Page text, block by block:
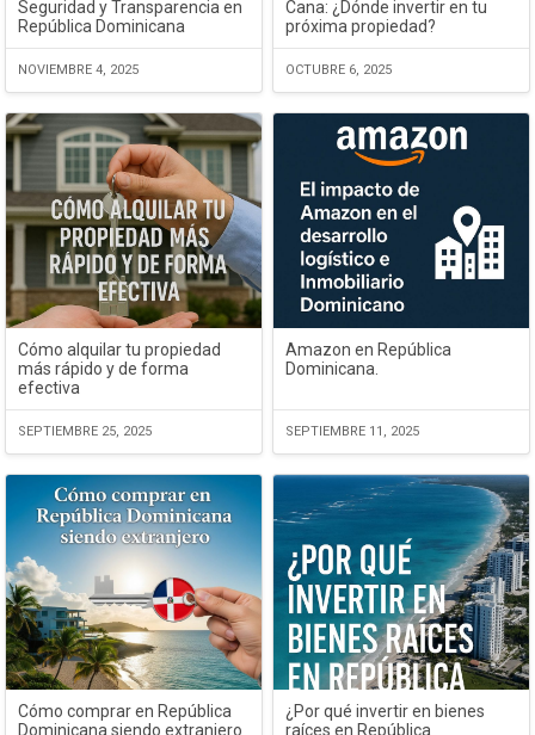
Seguridad y Transparencia en
República Dominicana
NOVIEMBRE 4, 2025
Cana: ¿Dónde invertir en tu
próxima propiedad?
OCTUBRE 6, 2025
Cómo alquilar tu propiedad
más rápido y de forma
efectiva
SEPTIEMBRE 25, 2025
Amazon en República
Dominicana.
SEPTIEMBRE 11, 2025
Cómo comprar en República
Dominicana siendo extranjero
¿Por qué invertir en bienes
raíces en República